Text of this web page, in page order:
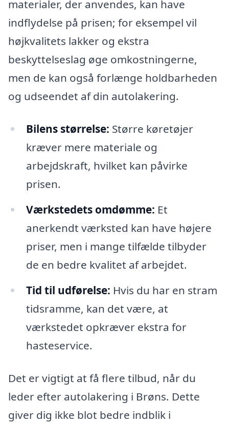
materialer, der anvendes, kan have
indflydelse på prisen; for eksempel vil
højkvalitets lakker og ekstra
beskyttelseslag øge omkostningerne,
men de kan også forlænge holdbarheden
og udseendet af din autolakering.
Bilens størrelse: Større køretøjer
kræver mere materiale og
arbejdskraft, hvilket kan påvirke
prisen.
Værkstedets omdømme: Et
anerkendt værksted kan have højere
priser, men i mange tilfælde tilbyder
de en bedre kvalitet af arbejdet.
Tid til udførelse: Hvis du har en stram
tidsramme, kan det være, at
værkstedet opkræver ekstra for
hasteservice.
Det er vigtigt at få flere tilbud, når du
leder efter autolakering i Brøns. Dette
giver dig ikke blot bedre indblik i